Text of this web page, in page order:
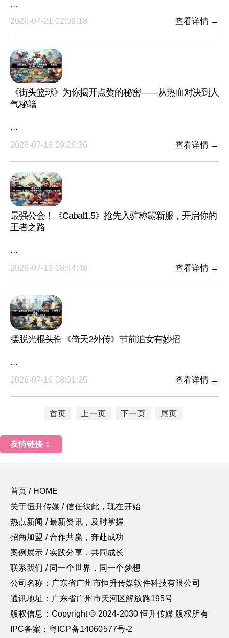
···
2026-07-21 02:09:18
查看详情 →
《街头篮球》为你揭开点赞的秘密——从热血对决到人
气秘籍
···
2026-07-16 09:26:36
查看详情 →
最强公会！《Cabal1.5》抢先入驻称霸新服，开启你的
王者之路
···
2026-07-16 08:44:48
查看详情 →
摆脱光棍头衔《倚天2外传》节前追女有妙招
···
2026-07-16 08:01:25
查看详情 →
首页 上一页 下一页 尾页
友情链接：
首页 / HOME
关于恒升传媒 / 信任彼此，现在开始
热点新闻 / 最新资讯，及时掌握
招商加盟 / 合作共赢，奔赴成功
案例展示 / 实践分享，共同成长
联系我们 / 同一个世界，同一个梦想
公司名称：广东省广州市恒升传媒软件科技有限公司
通讯地址：广东省广州市天河区解放路195号
版权信息：Copyright © 2024-2030 恒升传媒 版权所有
IPC备案：粤ICP备14060577号-2